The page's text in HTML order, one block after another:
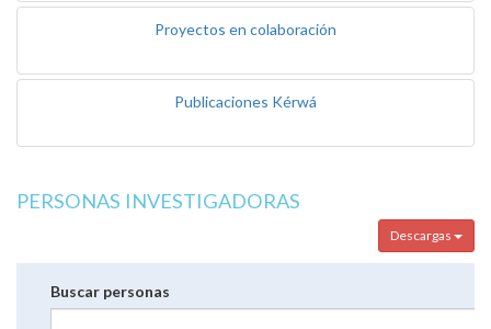
Proyectos en colaboración
Publicaciones Kérwá
PERSONAS INVESTIGADORAS
Descargas
Buscar personas